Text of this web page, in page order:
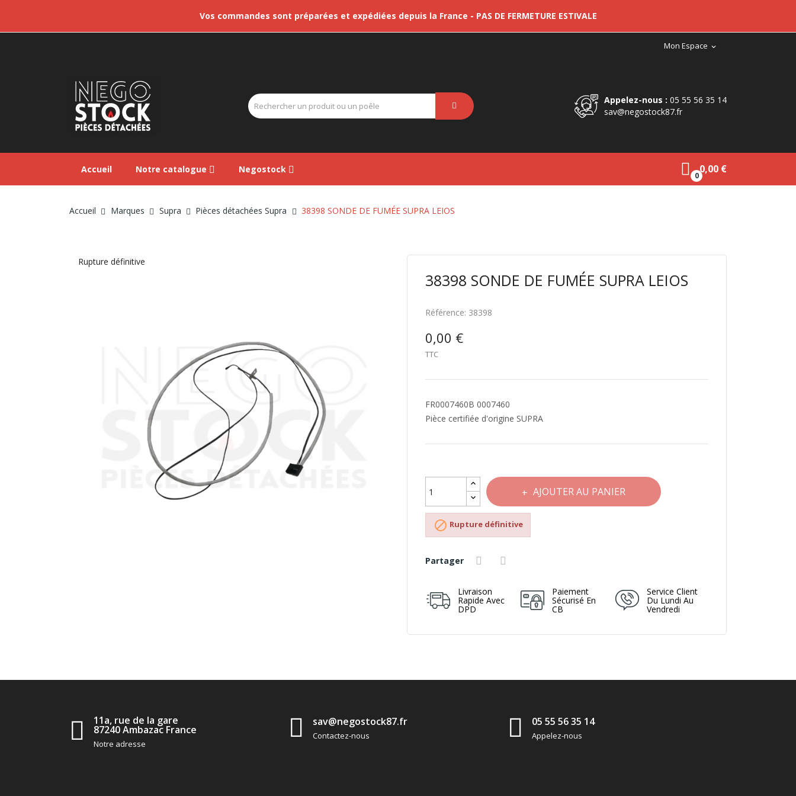
Vos commandes sont préparées et expédiées depuis la France - PAS DE FERMETURE ESTIVALE
Mon Espace expand_more
0
0,00 €
Appelez-nous : 05 55 56 35 14
sav@negostock87.fr
Accueil Notre catalogue Negostock
Accueil Marques Supra Pièces détachées Supra 38398 SONDE DE FUMÉE SUPRA LEIOS
Rupture définitive
38398 SONDE DE FUMÉE SUPRA LEIOS
Référence: 38398
0,00 €
TTC
FR0007460B 0007460
Pièce certifiée d'origine SUPRA
AJOUTER AU PANIER
 Rupture définitive
Partager
Livraison
Rapide Avec
DPD
Paiement
Sécurisé En
CB
Service Client
Du Lundi Au
Vendredi
11a, rue de la gare
87240 Ambazac France
Notre adresse
sav@negostock87.fr
Contactez-nous
05 55 56 35 14
Appelez-nous